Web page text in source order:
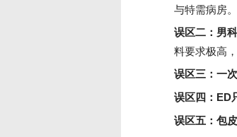
与特需病房。
误区二：男
料要求极高，
误区三：一
误区四：ED
误区五：包